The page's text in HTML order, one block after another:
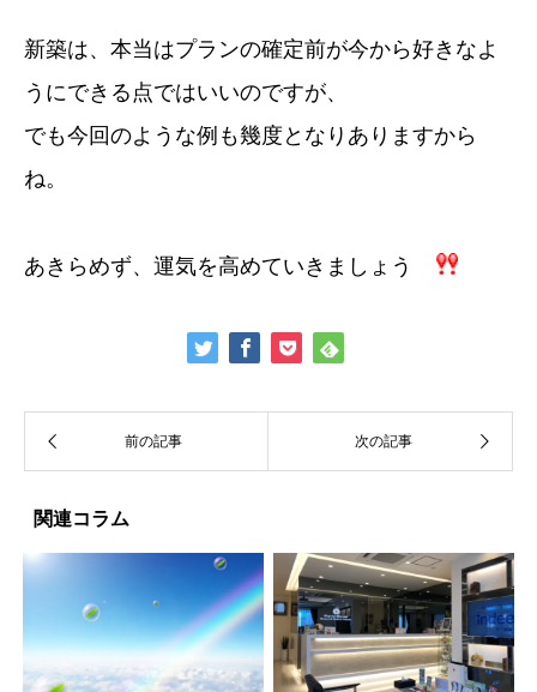
新築は、本当はプランの確定前が今から好きなよ
うにできる点ではいいのですが、
でも今回のような例も幾度となりありますから
ね。
あきらめず、運気を高めていきましょう
関連コラム